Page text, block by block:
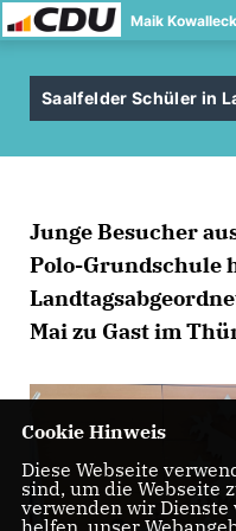
Maik Kowalleck
Saalfelder Schüler in
Junge Besucher
Polo-Grundschule
Mai zu Gast im
Cookie Hinweis
Diese Webseite
sind, um die Webseite
verwenden wir
helfen, unser